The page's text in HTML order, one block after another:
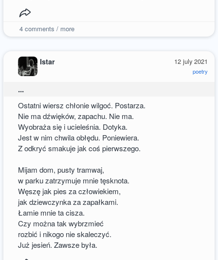
4comments / more
12 july 2021
poetry
Istar
...
Ostatni wiersz chłonie wilgoć. Postarza.
Nie ma dźwięków, zapachu. Nie ma.
Wyobraża się i ucieleśnia. Dotyka.
Jest w nim chwila obłędu. Poniewiera.
Z odkryć smakuje jak coś pierwszego.
Mijam dom, pusty tramwaj,
w parku zatrzymuje mnie tęsknota.
Węszę jak pies za człowiekiem,
jak dziewczynka za zapałkami.
Łamie mnie ta cisza.
Czy można tak wybrzmieć
rozbić i nikogo nie skaleczyć.
Już jesień. Zawsze była.